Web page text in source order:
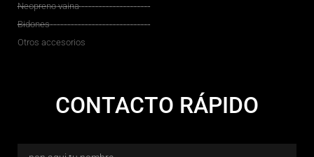
Neopreno vaina
Bidones
Otros accesorios
CONTACTO RÁPIDO